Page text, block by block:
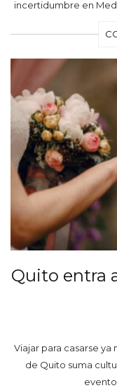
incertidumbre en
Quito entra
Viajar para casarse ya
de Quito suma